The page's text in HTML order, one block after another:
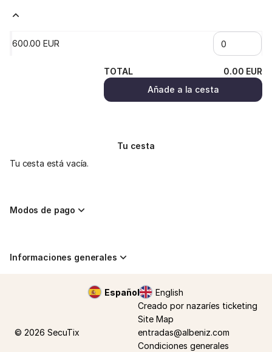
Deducción fiscal
aproximada de 340€. Coste tras la
600.00 EUR
TOTAL 0.00 EUR
Añade a la cesta
Tu cesta
Tu cesta está vacía.
Modos de pago
Informaciones generales
IdiomaEspañol English
© 2026 SecuTix
Creado por nazaríes ticketing
Site Map
entradas@albeniz.com
Condiciones generales